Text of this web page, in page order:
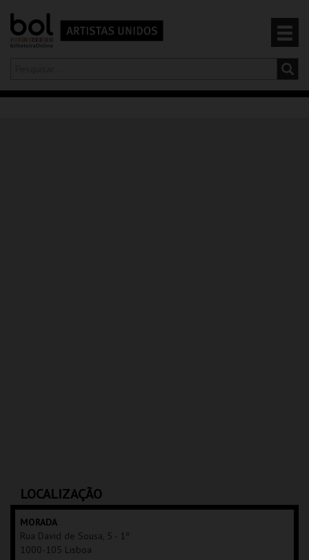
Olá,iniciar sessão
LOCALIZAÇÃO
MORADA
Rua David de Sousa, 5 - 1º
1000-105 Lisboa